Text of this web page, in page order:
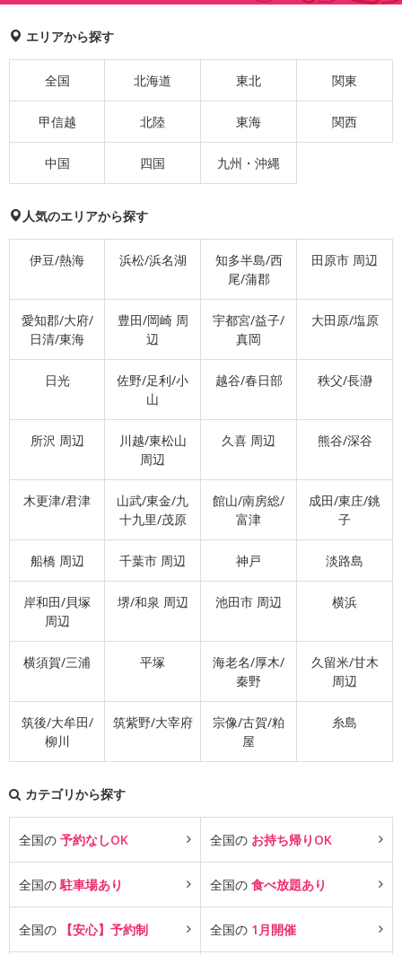
エリアから探す
全国 北海道 東北 関東
甲信越 北陸 東海 関西
中国 四国 九州・沖縄
人気のエリアから探す
伊豆/熱海 浜松/浜名湖
知多半島/西
尾/蒲郡
田原市 周辺
愛知郡/大府/
日清/東海
豊田/岡崎 周
辺
宇都宮/益子/
真岡
大田原/塩原
日光
佐野/足利/小
山
越谷/春日部 秩父/長瀞
所沢 周辺
川越/東松山
周辺
久喜 周辺 熊谷/深谷
木更津/君津
山武/東金/九
十九里/茂原
館山/南房総/
富津
成田/東庄/銚
子
船橋 周辺 千葉市 周辺 神戸 淡路島
岸和田/貝塚
周辺
堺/和泉 周辺 池田市 周辺 横浜
横須賀/三浦 平塚
海老名/厚木/
秦野
久留米/甘木
周辺
筑後/大牟田/
柳川
筑紫野/大宰府
宗像/古賀/粕
屋
糸島
カテゴリから探す
全国の 予約なしOK 全国の お持ち帰りOK
全国の 駐車場あり 全国の 食べ放題あり
全国の 【安心】予約制 全国の 1月開催